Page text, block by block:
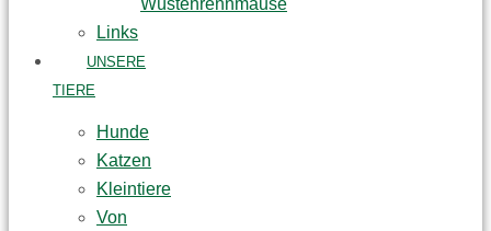
Links
UNSERE
TIERE
Hunde
Katzen
Kleintiere
Von